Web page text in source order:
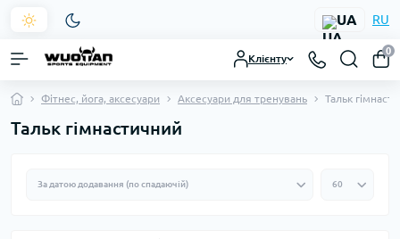
UA RU
Клієнту
0
Фітнес, йога, аксесуари Аксесуари для тренувань Тальк
Тальк гімнастичний